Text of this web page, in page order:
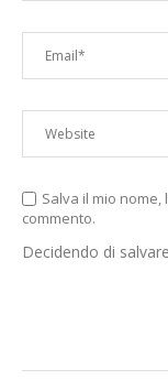
Salva il mio
commento.
Decidendo di